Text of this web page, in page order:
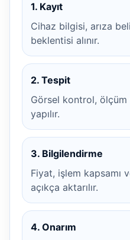
1. Kayıt
Cihaz bilgisi, arıza
beklentisi alınır.
2. Tespit
Görsel kontrol, ölçüm
yapılır.
3. Bilgilendirme
Fiyat, işlem kapsamı
açıkça aktarılır.
4. Onarım